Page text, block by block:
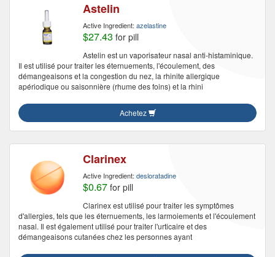
Astelin
Active Ingredient: azelastine
$27.43 for pill
Astelin est un vaporisateur nasal anti-histaminique.
Il est utilisé pour traiter les éternuements, l'écoulement, des
démangeaisons et la congestion du nez, la rhinite allergique
apériodique ou saisonnière (rhume des foins) et la rhini
Achetez
Clarinex
Active Ingredient: desloratadine
$0.67 for pill
Clarinex est utilisé pour traiter les symptômes
d'allergies, tels que les éternuements, les larmoiements et l'écoulement
nasal. Il est également utilisé pour traiter l'urticaire et des
démangeaisons cutanées chez les personnes ayant